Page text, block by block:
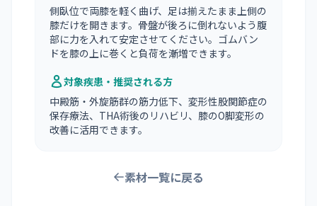
側臥位で両膝を軽く曲げ、足は揃えたまま上側の
膝だけを開きます。骨盤が後ろに倒れないよう腹
部に力を入れて安定させてください。ゴムバン
ドを膝の上に巻くと負荷を漸増できます。
対象疾患・推奨される方
中殿筋・外旋筋群の筋力低下、変形性股関節症の
保存療法、THA術後のリハビリ、膝のO脚変形の
改善に活用できます。
素材一覧に戻る